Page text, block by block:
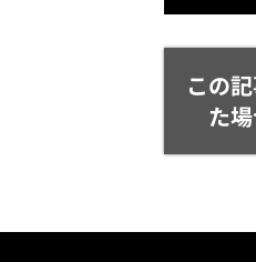
この
た